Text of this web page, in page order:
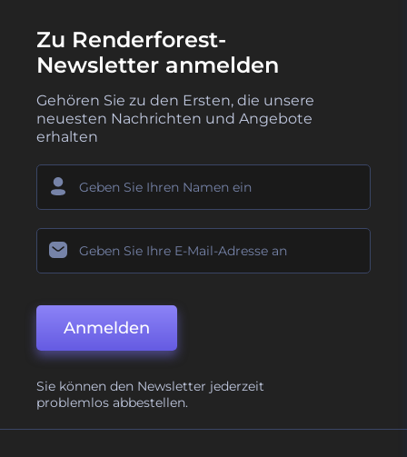
Zu Renderforest-
Newsletter anmelden
Gehören Sie zu den Ersten, die unsere
neuesten Nachrichten und Angebote
erhalten
Anmelden
Sie können den Newsletter jederzeit
problemlos abbestellen.